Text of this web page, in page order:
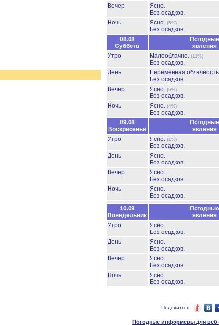
Вечер
Ясно.
Без осадков.
Ночь
Ясно. (5%)
Без осадков.
08.08
Суббота
Погодные
явления
Утро
Малооблачно. (11%)
Без осадков.
День
Переменная
Без осадков.
Вечер
Ясно. (6%)
Без осадков.
Ночь
Ясно. (4%)
Без осадков.
09.08
Воскресенье
Погодные
явления
Утро
Ясно. (1%)
Без осадков.
День
Ясно.
Без осадков.
Вечер
Ясно.
Без осадков.
Ночь
Ясно.
Без осадков.
10.08
Понедельник
Погодные
явления
Утро
Ясно.
Без осадков.
День
Ясно.
Без осадков.
Вечер
Ясно.
Без осадков.
Ночь
Ясно.
Без осадков.
Поделиться
Погодные информеры для веб-